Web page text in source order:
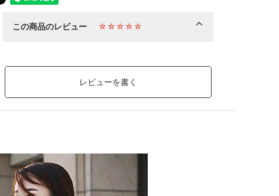
この商品のレビュー ☆☆☆☆☆
レビューを書く